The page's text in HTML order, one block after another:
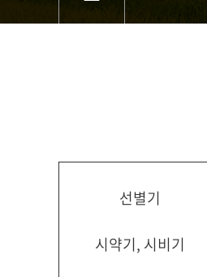
선별기
시약기, 시비기